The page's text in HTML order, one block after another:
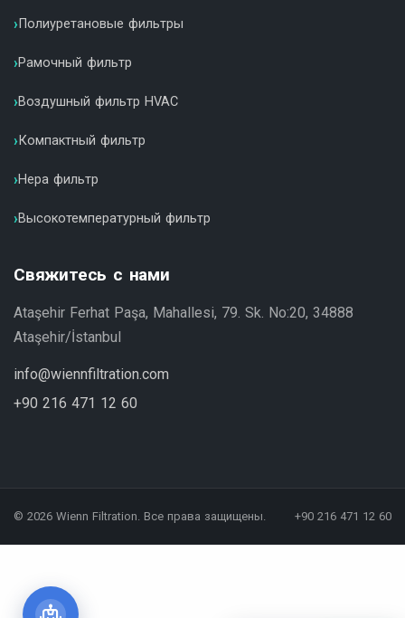
Полиуретановые фильтры
Рамочный фильтр
Воздушный фильтр HVAC
Компактный фильтр
Hepa фильтр
Высокотемпературный фильтр
Свяжитесь с нами
Ataşehir Ferhat Paşa, Mahallesi, 79. Sk. No:20, 34888
Ataşehir/İstanbul
info@wiennfiltration.com
+90 216 471 12 60
© 2026 Wienn Filtration. Все права защищены. +90 216 471 12 60